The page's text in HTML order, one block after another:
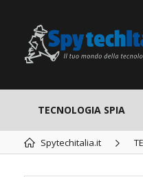
TECNOLOGIA SPIA
Spytechitalia.it